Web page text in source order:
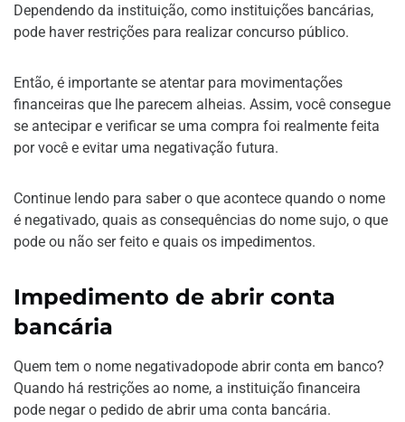
Dependendo da instituição, como instituições bancárias,
pode haver restrições para realizar concurso público.
Então, é importante se atentar para movimentações
financeiras que lhe parecem alheias. Assim, você consegue
se antecipar e verificar se uma compra foi realmente feita
por você e evitar uma negativação futura.
Continue lendo para saber o que acontece quando o nome
é negativado, quais as consequências do nome sujo, o que
pode ou não ser feito e quais os impedimentos.
Impedimento de abrir conta
bancária
Quem tem o nome negativadopode abrir conta em banco?
Quando há restrições ao nome, a instituição financeira
pode negar o pedido de abrir uma conta bancária.